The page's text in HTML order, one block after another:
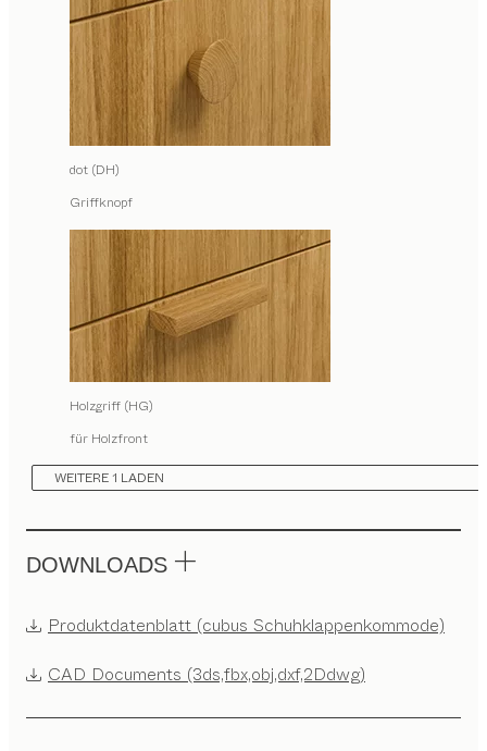
dot (DH)
Griffknopf
Holzgriff (HG)
für Holzfront
WEITERE 1 LADEN
DOWNLOADS
Produktdatenblatt (cubus Schuhklappenkommode)
CAD Documents (3ds,fbx,obj,dxf,2Ddwg)